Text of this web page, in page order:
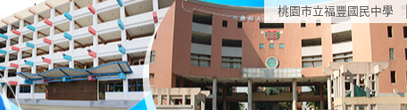
桃園市立福豐國民中學